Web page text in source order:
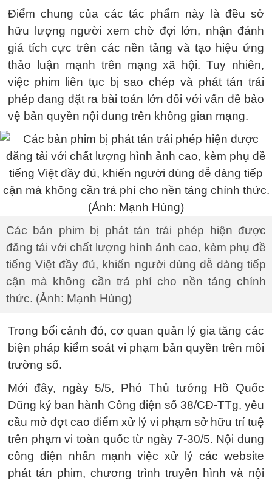
Điểm chung của các tác phẩm này là đều sở
hữu lượng người xem chờ đợi lớn, nhận đánh
giá tích cực trên các nền tảng và tạo hiệu ứng
thảo luận mạnh trên mạng xã hội. Tuy nhiên,
việc phim liên tục bị sao chép và phát tán trái
phép đang đặt ra bài toán lớn đối với vấn đề bảo
vệ bản quyền nội dung trên không gian mạng.
Các bản phim bị phát tán trái phép hiện được
đăng tải với chất lượng hình ảnh cao, kèm phụ đề
tiếng Việt đầy đủ, khiến người dùng dễ dàng tiếp
cận mà không cần trả phí cho nền tảng chính
thức. (Ảnh: Mạnh Hùng)
Trong bối cảnh đó, cơ quan quản lý gia tăng các
biện pháp kiểm soát vi phạm bản quyền trên môi
trường số.
Mới đây, ngày 5/5, Phó Thủ tướng Hồ Quốc
Dũng ký ban hành Công điện số 38/CĐ-TTg, yêu
cầu mở đợt cao điểm xử lý vi phạm sở hữu trí tuệ
trên phạm vi toàn quốc từ ngày 7-30/5. Nội dung
công điện nhấn mạnh việc xử lý các website
phát tán phim, chương trình truyền hình và nội